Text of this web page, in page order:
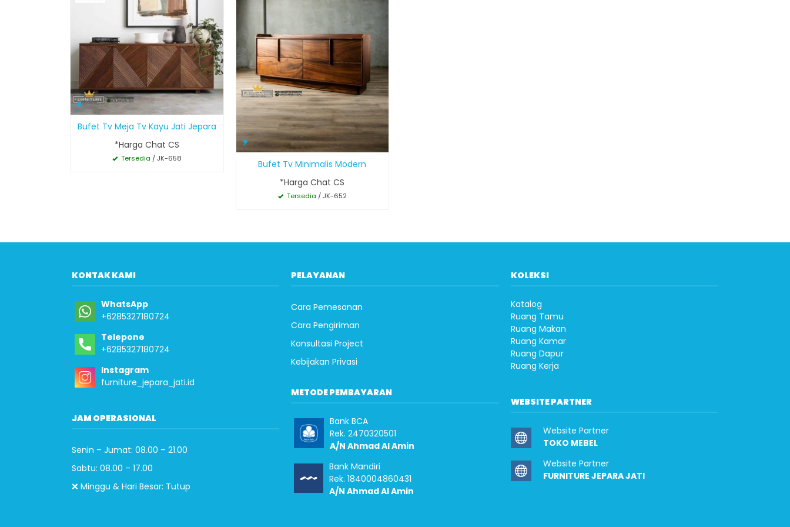
Bufet Tv Meja Tv Kayu Jati Jepara
*Harga Chat CS
Tersedia / JK-658
Bufet Tv Minimalis Modern
*Harga Chat CS
Tersedia / JK-652
KONTAK KAMI
WhatsApp
+6285327180724
Telepone
+6285327180724
Instagram
furniture_jepara_jati.id
JAM OPERASIONAL
Senin – Jumat: 08.00 – 21.00
Sabtu: 08.00 – 17.00
❌ Minggu & Hari Besar: Tutup
PELAYANAN
Cara Pemesanan
Cara Pengiriman
Konsultasi Project
Kebijakan Privasi
METODE PEMBAYARAN
Bank BCA
Rek. 2470320501
A/N Ahmad Al Amin
Bank Mandiri
Rek. 1840004860431
A/N Ahmad Al Amin
KOLEKSI
Katalog
Ruang Tamu
Ruang Makan
Ruang Kamar
Ruang Dapur
Ruang Kerja
WEBSITE PARTNER
Website Partner
TOKO MEBEL
Website Partner
FURNITURE JEPARA JATI